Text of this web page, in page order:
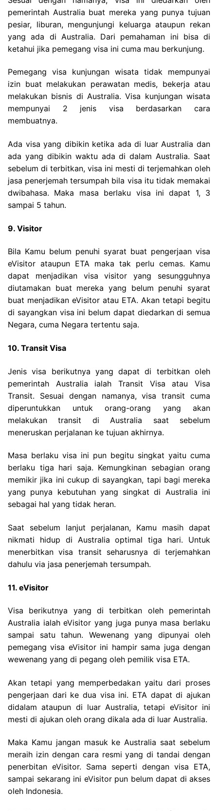
pemerintah Australia buat mereka yang punya tujuan
pesiar, liburan, mengunjungi keluarga ataupun rekan
yang ada di Australia. Dari pemahaman ini bisa di
ketahui jika pemegang visa ini cuma mau berkunjung.
Pemegang visa kunjungan wisata tidak mempunyai
izin buat melakukan perawatan medis, bekerja atau
melakukan bisnis di Australia. Visa kunjungan wisata
mempunyai 2 jenis visa berdasarkan cara
membuatnya.
Ada visa yang dibikin ketika ada di luar Australia dan
ada yang dibikin waktu ada di dalam Australia. Saat
sebelum di terbitkan, visa ini mesti di terjemahkan oleh
jasa penerjemah tersumpah bila visa itu tidak memakai
dwibahasa. Maka masa berlaku visa ini dapat 1, 3
sampai 5 tahun.
9. Visitor
Bila Kamu belum penuhi syarat buat pengerjaan visa
eVisitor ataupun ETA maka tak perlu cemas. Kamu
dapat menjadikan visa visitor yang sesungguhnya
diutamakan buat mereka yang belum penuhi syarat
buat menjadikan eVisitor atau ETA. Akan tetapi begitu
di sayangkan visa ini belum dapat diedarkan di semua
Negara, cuma Negara tertentu saja.
10. Transit Visa
Jenis visa berikutnya yang dapat di terbitkan oleh
pemerintah Australia ialah Transit Visa atau Visa
Transit. Sesuai dengan namanya, visa transit cuma
diperuntukkan untuk orang-orang yang akan
melakukan transit di Australia saat sebelum
meneruskan perjalanan ke tujuan akhirnya.
Masa berlaku visa ini pun begitu singkat yaitu cuma
berlaku tiga hari saja. Kemungkinan sebagian orang
memikir jika ini cukup di sayangkan, tapi bagi mereka
yang punya kebutuhan yang singkat di Australia ini
sebagai hal yang tidak heran.
Saat sebelum lanjut perjalanan, Kamu masih dapat
nikmati hidup di Australia optimal tiga hari. Untuk
menerbitkan visa transit seharusnya di terjemahkan
dahulu via jasa penerjemah tersumpah.
11. eVisitor
Visa berikutnya yang di terbitkan oleh pemerintah
Australia ialah eVisitor yang juga punya masa berlaku
sampai satu tahun. Wewenang yang dipunyai oleh
pemegang visa eVisitor ini hampir sama juga dengan
wewenang yang di pegang oleh pemilik visa ETA.
Akan tetapi yang memperbedakan yaitu dari proses
pengerjaan dari ke dua visa ini. ETA dapat di ajukan
didalam ataupun di luar Australia, tetapi eVisitor ini
mesti di ajukan oleh orang dikala ada di luar Australia.
Maka Kamu jangan masuk ke Australia saat sebelum
meraih izin dengan cara resmi yang di tandai dengan
penerbitan eVisitor. Sama seperti dengan visa ETA,
sampai sekarang ini eVisitor pun belum dapat di akses
oleh Indonesia.